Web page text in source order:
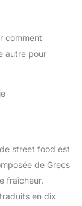
comment
autre pour
street food est
de Grecs
fraîcheur.
en dix